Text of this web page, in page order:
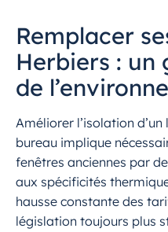
Remplacer
Herbiers : un
de
Améliorer l’isolation
bureau implique
fenêtres anciennes par
aux spécificités
hausse constante des
législation toujours plus